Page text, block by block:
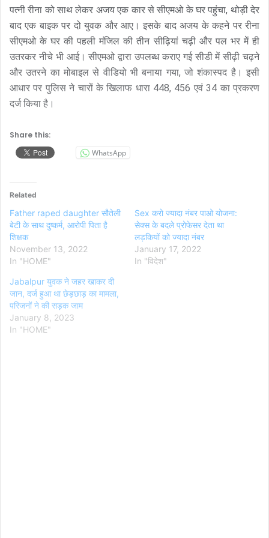
पत्नी रीना को साथ लेकर अजय एक कार से सीएमओ के घर पहुंचा, थोड़ी देर
बाद एक बाइक पर दो युवक और आए। इसके बाद अजय के कहने पर रीना
सीएमओ के घर की पहली मंजिल की तीन सीढ़ियां चढ़ी और पल भर में ही
उतरकर नीचे भी आई। सीएमओ द्वारा उपलब्ध कराए गई सीडी में सीढ़ी चढ़ने
और उतरने का मोबाइल से वीडियो भी बनाया गया, जो शंकास्पद है। इसी
आधार पर पुलिस ने चारों के खिलाफ धारा 448, 456 एवं 34 का प्रकरण
दर्ज किया है।
Share this:
WhatsApp
Related
Father raped daughter सौतेली
बेटी के साथ दुष्कर्म, आरोपी पिता है
शिक्षक
November 13, 2022
In "HOME"
Sex करो ज्‍यादा नंबर पाओ योजना:
सेक्स के बदले प्रोफेसर देता था
लड़कियों को ज्यादा नंबर
January 17, 2022
In "विदेश"
Jabalpur युवक ने जहर खाकर दी
जान, दर्ज हुआ था छेड़छाड़ का मामला,
परिजनों ने की सड़क जाम
January 8, 2023
In "HOME"